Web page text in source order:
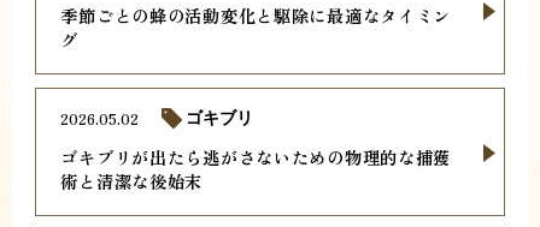
季節ごとの蜂の活動変化と駆除に最適なタイミン
グ
ゴキブリが出たら逃がさないための物理的な捕獲
術と清潔な後始末
2026.05.02 ゴキブリ